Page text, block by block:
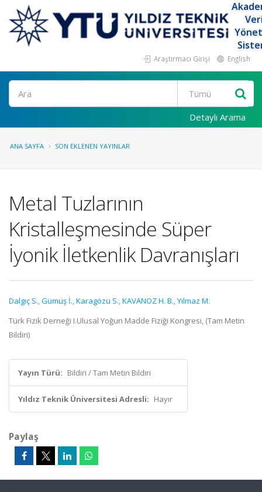
Araştırmacı Girişi English
Ara
Detaylı Arama
ANA SAYFA SON EKLENEN YAYINLAR
Metal Tuzlarının
Kristalleşmesinde Süper
İyonik İletkenlik Davranışları
Dalgıç S.,Gümüş İ.,Karagözü S.,KAVANOZ H. B.,Yılmaz M.
Türk Fizik Derneği I.Ulusal Yoğun Madde Fiziği Kongresi, (Tam Metin
Bildiri)
Yayın Türü: Bildiri / Tam Metin Bildiri
Yıldız Teknik Üniversitesi Adresli: Hayır
Paylaş